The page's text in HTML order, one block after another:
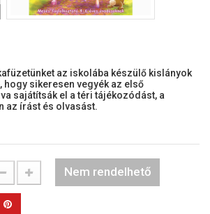
az iskolába készülő kislányok
hogy sikeresen vegyék az első
sajátítsák el a téri tájékozódást, a
az írást és olvasást.
Nem rendelhető